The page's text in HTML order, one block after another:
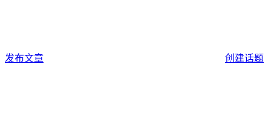
发布文章 创建话题